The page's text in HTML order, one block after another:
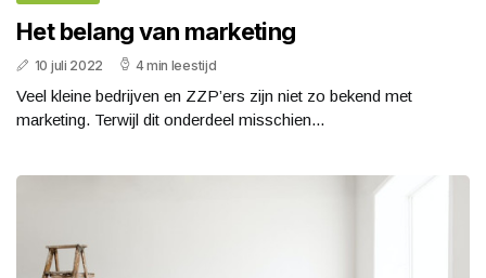
Het belang van marketing
10 juli 2022 4 min leestijd
Veel kleine bedrijven en ZZP’ers zijn niet zo bekend met
marketing. Terwijl dit onderdeel misschien...